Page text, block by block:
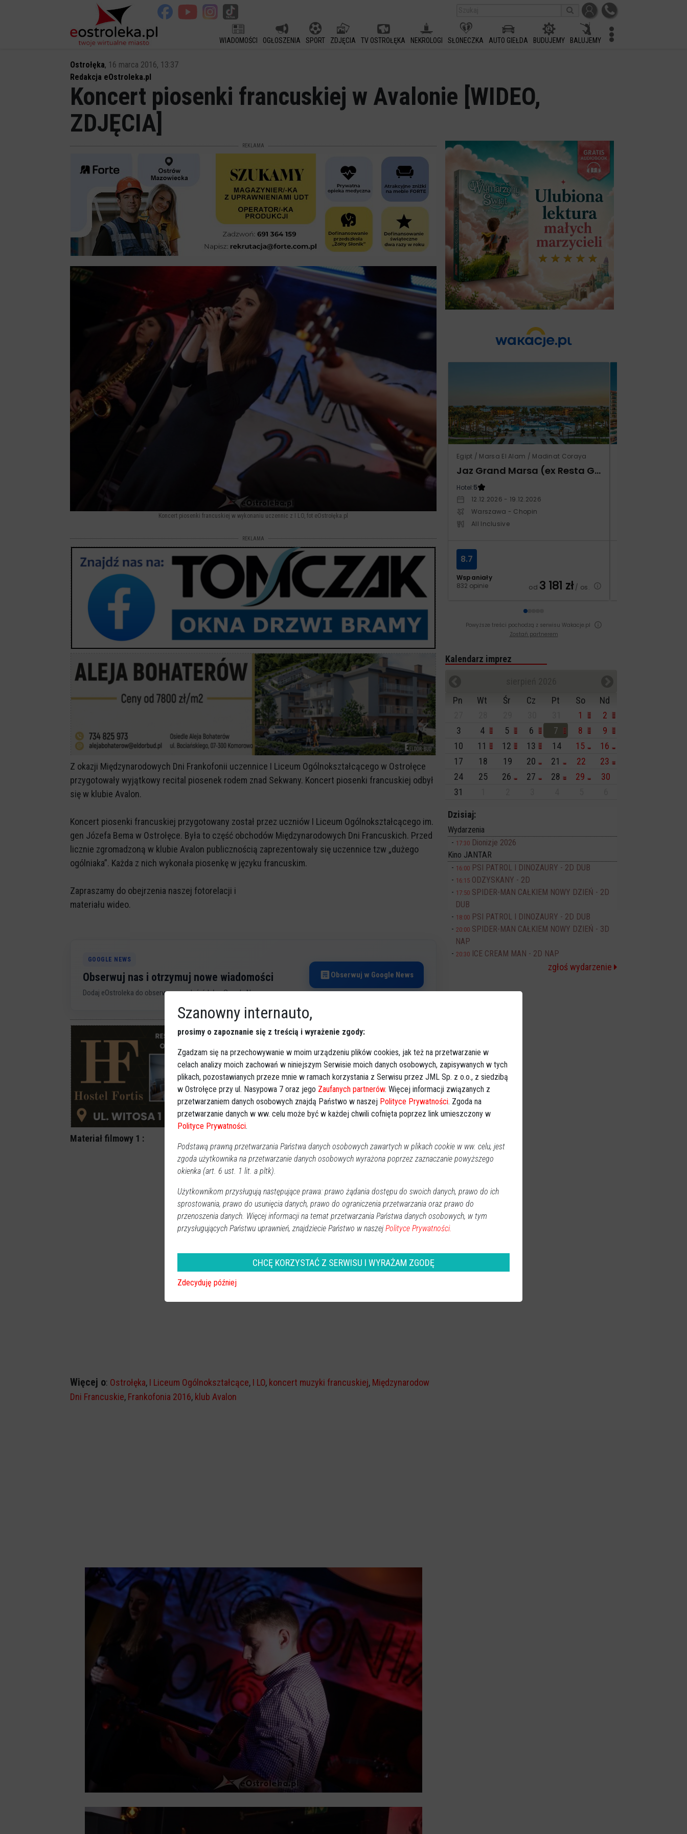
WIADOMOŚCI OGŁOSZENIA SPORT ZDJĘCIA TV OSTROŁĘKA NEKROLOGI SŁONECZKA AUTO GIEŁDA BUDUJEMY BALUJEMY
Ostrołęka, 16 marca 2016, 13:37
Redakcja eOstroleka.pl
Koncert piosenki francuskiej w Avalonie [WIDEO,
ZDJĘCIA]
REKLAMA
Koncert piosenki francuskiej w wykonaniu uczennic z I LO, fot eOstrołęka.pl
REKLAMA
Z okazji Międzynarodowych Dni Frankofonii uczennice I Liceum Ogólnokształcącego w Ostrołęce
przygotowały wyjątkowy recital piosenek rodem znad Sekwany. Koncert piosenki francuskiej odbył
się w klubie Avalon.
Koncert piosenki francuskiej przygotowany został przez uczniów I Liceum Ogólnokształcącego im.
gen Józefa Bema w Ostrołęce. Była to część obchodów Międzynarodowych Dni Francuskich. Przed
licznie zgromadzoną w klubie Avalon publicznością zaprezentowały się uczennice tzw „dużego
ogólniaka”. Każda z nich wykonała piosenkę w języku francuskim.
Zapraszamy do obejrzenia naszej fotorelacji i
materiału wideo.
GOOGLE NEWS
Obserwuj nas i otrzymuj nowe wiadomości
Dodaj eOstroleka do obserwowanych źródeł w Google News.
Obserwuj w Google News
REKLAMA
Materiał filmowy 1 :
Więcej o: Ostrołęka, I Liceum Ogólnokształcące, I LO, koncert muzyki francuskiej, Międzynarodow
Dni Francuskie, Frankofonia 2016, klub Avalon
Egipt / Marsa El Alam / Madinat Coraya
Jaz Grand Marsa (ex Resta Grand Resort)
Hotel:5
12.12.2026 - 19.12.2026
Warszawa - Chopin
All Inclusive
Wspaniały
832 opinie
8.7
od 3 181 zł/ os.
Powyższe treści pochodzą z serwisu Wakacje.pl
Zostań partnerem
Kalendarz imprez
Pn
Wt Śr Cz Pt So
Nd
1
2
3
4 5 6 7 8
9
10
11 12 13 14 15
16
17
18 19 20 21 22
23
24
25 26 27 28 29
30
31
Dzisiaj:
Wydarzenia
17:30 Dionizje 2026
Kino JANTAR
16:00 PSI PATROL I DINOZAURY - 2D DUB
16:15 ODZYSKANY - 2D
17:50 SPIDER-MAN CAŁKIEM NOWY DZIEŃ - 2D
DUB
18:00 PSI PATROL I DINOZAURY - 2D DUB
20:00 SPIDER-MAN CAŁKIEM NOWY DZIEŃ - 3D
NAP
20:30 ICE CREAM MAN - 2D NAP
zgłoś wydarzenie
Szanowny internauto,
prosimy o zapoznanie się z treścią i wyrażenie zgody:
Zgadzam się na przechowywanie w moim urządzeniu plików cookies, jak też na przetwarzanie w
celach analizy moich zachowań w niniejszym Serwisie moich danych osobowych, zapisywanych w tych
plikach, pozostawianych przeze mnie w ramach korzystania z Serwisu przez JML Sp. z o.o., z siedzibą
w Ostrołęce przy ul. Nasypowa 7 oraz jego Zaufanych partnerów. Więcej informacji związanych z
przetwarzaniem danych osobowych znajdą Państwo w naszej Polityce Prywatności. Zgoda na
przetwarzanie danych w ww. celu może być w każdej chwili cofnięta poprzez link umieszczony w
Polityce Prywatności.
Podstawą prawną przetwarzania Państwa danych osobowych zawartych w plikach cookie w ww. celu, jest
zgoda użytkownika na przetwarzanie danych osobowych wyrażona poprzez zaznaczanie powyższego
okienka (art. 6 ust. 1 lit. a pltk).
Użytkownikom przysługują następujące prawa: prawo żądania dostępu do swoich danych, prawo do ich
sprostowania, prawo do usunięcia danych, prawo do ograniczenia przetwarzania oraz prawo do
przenoszenia danych. Więcej informacji na temat przetwarzania Państwa danych osobowych, w tym
przysługujących Państwu uprawnień, znajdziecie Państwo w naszej Polityce Prywatności.
CHCĘ KORZYSTAĆ Z SERWISU I WYRAŻAM ZGODĘ
Zdecyduję później